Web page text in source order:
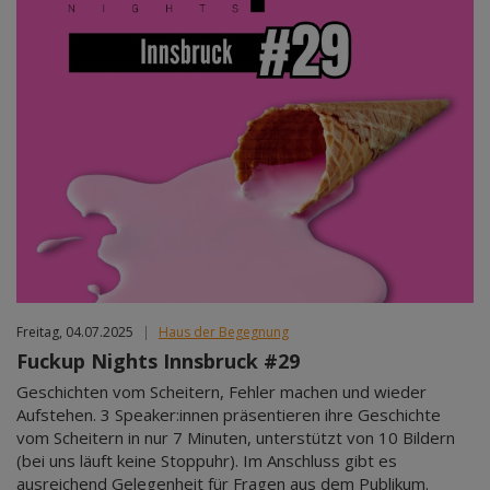
Freitag, 04.07.2025 | Haus der Begegnung
Fuckup Nights Innsbruck #29
Geschichten vom Scheitern, Fehler machen und wieder
Aufstehen. 3 Speaker:innen präsentieren ihre Geschichte
vom Scheitern in nur 7 Minuten, unterstützt von 10 Bildern
(bei uns läuft keine Stoppuhr). Im Anschluss gibt es
ausreichend Gelegenheit für Fragen aus dem Publikum.